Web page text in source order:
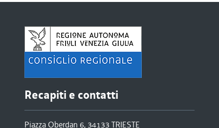
Recapiti e contatti
Piazza Oberdan 6, 34133 TRIESTE